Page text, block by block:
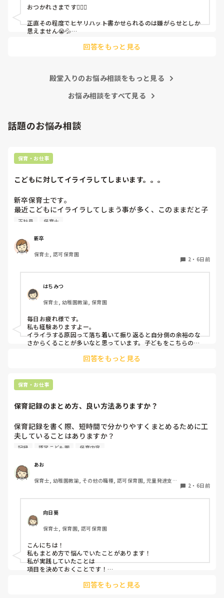
皆さんの園はどうですか?
おつかれさまです🙇🏻‍♀️
正直その程度でヒヤリハット書かせられるのは嫌がらせとしか
思えません😭💦
回答をもっと見る
殿堂入りのお悩み相談をもっと見る
お悩み相談をすべて見る
話題のお悩み相談
保育・お仕事
こどもに対してイライラしてしまいます。。。
新卒保育士です。
最近こどもにイライラしてしまう事が多く、このままだと子
どもが嫌いになってしまうんじゃないかと怖くなる時があり
だいすきだなと思います。ですが、4月に比べると、子ども
に対してイライラしてしまう事が増えてきました。何度注意
しても言うことを聞いてくれなかったり、逆に自分の指示が
があります。今はフリーとして色々なクラスに入らせて貰っ
ていますが、幼児クラスに入ると余計イライラしてしまう回
数がふえてしまいます。皆さんはこどもに対してイライラし
てしまうことはありますか？😿😿
正社員 保育士
新卒
保育士, 認可保育園
2 ・ 6日前
はちみつ
保育士, 幼稚園教諭, 保育園
毎日お疲れ様です。
私も経験ありますよー。
イライラする原因って落ち着いて振り返ると自分側の余裕のな
さからくることが多いなと思っています。子どもをこちらの思
せなきゃ)などの責任感からや、他の先生方からの視線など気に
子どもにも感情があるし、行動にら理由があると思うのでイラ
っとした時は一旦落ち着いて、どうしてこの子はこのような表
子どもを1人の人間として見ること保育者として大切な姿勢だ
子どもってすごい力を持っているので自分のことをわかってく
れるいつも寄り添ってくれるとわかってくれる先生の話は聞い
てくれると思いますよ。なので手遊びや隙間時間に子どもの気
持ちを惹きつけるゲームなど保育のレパートリーがたくさんあ
子ども達は楽しそうと思ったところに集まったり気持ちを集中
させたり話を聞いてくれると思うので先生自身楽しく保育して
くださいね。
綺麗事ばかり言いましたが実際の現場は戦場ですよね（ ; ; ）
回答をもっと見る
保育・お仕事
保育記録のまとめ方、良い方法ありますか？
保育記録を書く際、短時間で分かりやすくまとめるために工
夫していることはありますか？
観察したことが多い日は、どのように優先順位をつけて記録
みなさんの方法を教えていただきたいです！
記録 認定こども園 保育内容
あお
保育士, 幼稚園教諭, その他の職種, 認可保育園, 児童発達支援
2 ・ 6日前
向日葵
保育士, 保育園, 認可保育園
こんにちは！
私もまとめ方で悩んでいたことがあります！
私が実践していたことは
項目を決めておくことです！
回答をもっと見る